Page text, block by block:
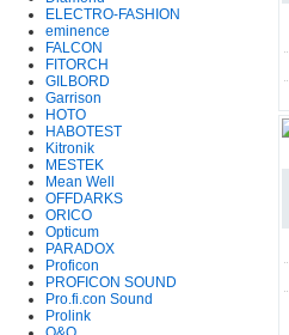
ELECTRO-FASHION
eminence
FALCON
FITORCH
GILBORD
Garrison
HOTO
HABOTEST
Kitronik
MESTEK
Mean Well
OFFDARKS
ORICO
Opticum
PARADOX
Proficon
PROFICON SOUND
Pro.fi.con Sound
Prolink